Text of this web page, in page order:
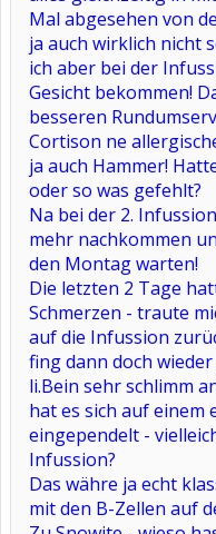
Mal abgesehen von
ja auch wirklich nicht
ich aber bei der
Gesicht bekommen!
besseren
Cortison ne
ja auch Hammer!
oder so was gefehlt?
Na bei der 2.
mehr nachkommen
den Montag warten!
Die letzten 2 Tage
Schmerzen - traute
auf die Infussion
fing dann doch
li.Bein sehr schlimm
hat es sich auf einem
eingependelt -
Infussion?
Das währe ja echt
mit den B-Zellen auf